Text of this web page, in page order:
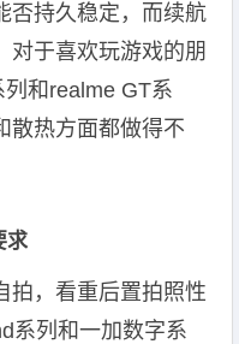
否持久稳定，而续航
对于喜欢玩游戏的朋
和realme GT系
散热方面都做得不
求
拍，看重后置拍照性
系列和一加数字系